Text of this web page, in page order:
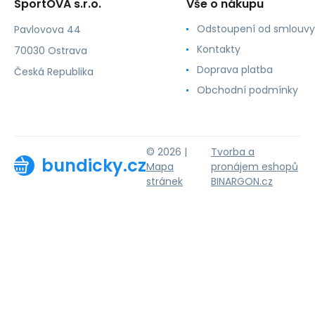
SportOVA s.r.o.
Pavlovova 44
70030 Ostrava
Česká Republika
Vše o nákupu
Odstoupení od smlouvy
Kontakty
Doprava platba
Obchodní podmínky
bundicky.cz
© 2026 |
Mapa
stránek
Tvorba a
pronájem eshopů
BINARGON.cz